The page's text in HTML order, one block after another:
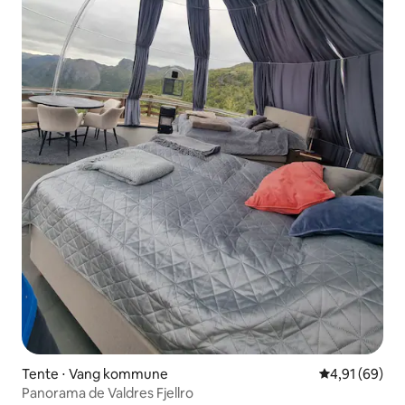
Tente ⋅ Vang kommune Évaluation
4,91 (69)
Panorama de Valdres Fjellro